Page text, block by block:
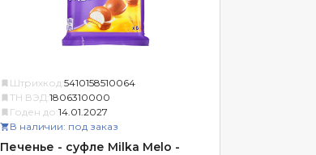
Штрихкод: 5410158510064
ТН ВЭД: 1806310000
Годен до: 14.01.2027
В наличии: под заказ
Печенье - суфле Milka Melo -